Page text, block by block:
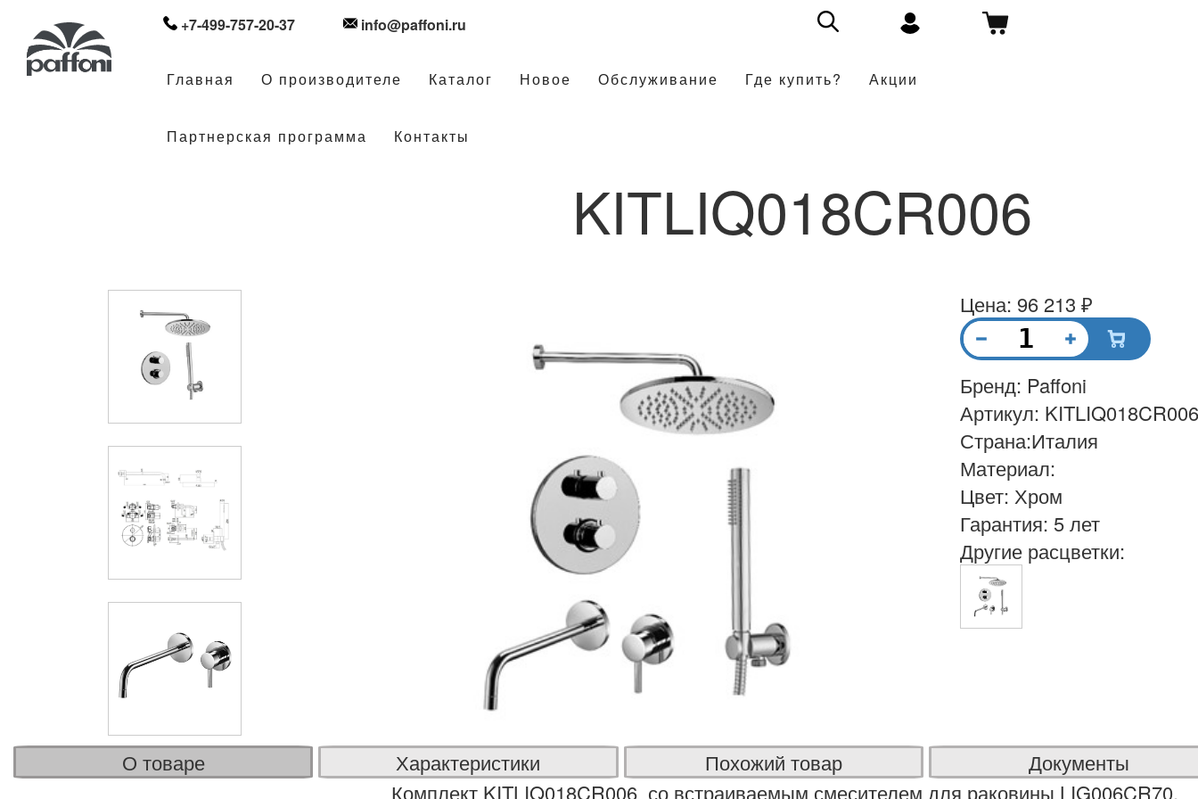
+7-499-757-20-37 info@paffoni.ru
Главная О производителе Каталог Новое Обслуживание Где купить? Акции
Партнерская программа Контакты
KITLIQ018CR006
О товаре Характеристики Похожий товар
Документы
Комплект KITLIQ018CR006 со встраиваемым смесителем для раковины LIG006CR70,
Цена: 96 213 ₽
Бренд: Paffoni
Артикул: KITLIQ018CR006
Страна:Италия
Материал:
Цвет: Хром
Гарантия: 5 лет
Другие расцветки: